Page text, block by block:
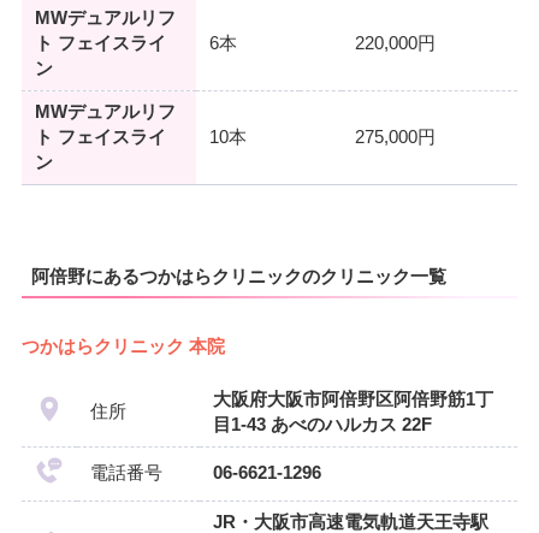
MWデュアルリフ
ト フェイスライ
ン
6本 220,000円
MWデュアルリフ
ト フェイスライ
ン
10本 275,000円
阿倍野にあるつかはらクリニックのクリニック一覧
つかはらクリニック 本院
住所
大阪府大阪市阿倍野区阿倍野筋1丁
目1-43 あべのハルカス 22F
電話番号 06-6621-1296
JR・大阪市高速電気軌道天王寺駅